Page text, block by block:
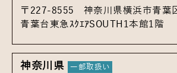
〒227-8555 神奈川県横浜市青葉
青葉台東急ｽｸｴｱSOUTH1本館1階
神奈川県